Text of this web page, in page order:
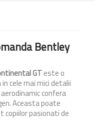
Bentley
GTeste o
cele mai mici detalii
confera
Aceasta poate
copiilor pasionati de